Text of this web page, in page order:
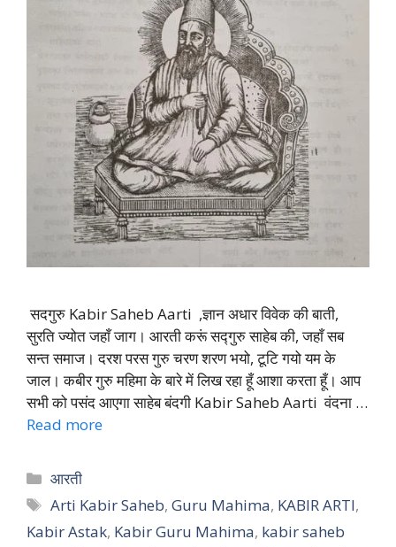
सदगुरु Kabir Saheb Aarti ,ज्ञान अधार विवेक की बाती,
सुरति ज्योत जहाँ जाग। आरती करूं सद्गुरु साहेब की, जहाँ सब
सन्त समाज। दरश परस गुरु चरण शरण भयो, टूटि गयो यम के
जाल। कबीर गुरु महिमा के बारे में लिख रहा हूँ आशा करता हूँ। आप
सभी को पसंद आएगा साहेब बंदगी Kabir Saheb Aarti वंदना …
Read more
Categories
आरती
Tags
Arti Kabir Saheb,Guru Mahima, KABIR ARTI,
Kabir Astak, Kabir Guru Mahima, kabir saheb